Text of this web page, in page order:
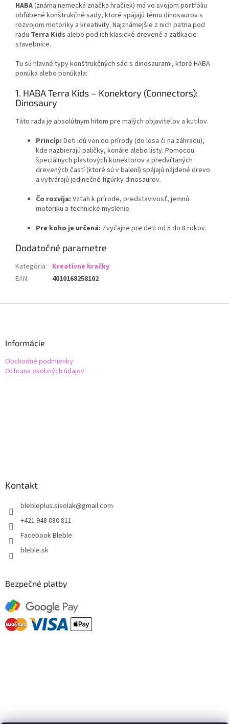
HABA(známa nemecká značka hračiek) má vo svojom portfóliu
obľúbené konštrukčné sady, ktoré spájajú tému dinosaurov s
rozvojom motoriky a kreativity. Najznámejšie z nich patria pod
radu Terra Kids alebo pod ich klasické drevené a zatĺkacie
stavebnice.
Tu sú hlavné typy konštrukčných sád s dinosaurami, ktoré HABA
ponúka alebo ponúkala:
1. HABA Terra Kids – Konektory (Connectors):
Dinosaury
Táto rada je absolútnym hitom pre malých objaviteľov a kutilov.
Princíp: Deti idú von do prírody (do lesa či na záhradu),
kde nazbierajú paličky, konáre alebo listy. Pomocou
špeciálnych plastových konektorov a predvŕtaných
drevených častí (ktoré sú v balení) spájajú nájdené drevo
a vytvárajú jedinečné figúrky dinosaurov.
Čo rozvíja: Vzťah k prírode, predstavivosť, jemnú
motoriku a technické myslenie.
Pre koho je určená: Zvyčajne pre deti od 5 do 8 rokov.
Dodatočné parametre
Kategória: Kreatívne hračky
EAN: 4010168258102
Informácie
Obchodné podmienky
Ochrana osobných údajov
Kontakt
blebleplus.sisolak@gmail.com
+421 948 080 811
Facebook Bleble
bleble.sk
Bezpečné platby